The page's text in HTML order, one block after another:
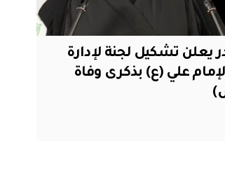
يعلن تشكيل لجنة لإدارة
علي (ع) بذكرى وفاة